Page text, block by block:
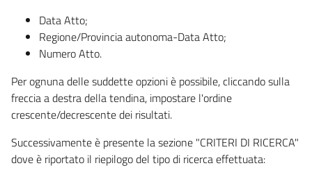
Data Atto;
Regione/Provincia autonoma-Data Atto;
Numero Atto.
Per ognuna delle suddette opzioni è possibile, cliccando sulla
freccia a destra della tendina, impostare l'ordine
crescente/decrescente dei risultati.
Successivamente è presente la sezione "CRITERI DI RICERCA"
dove è riportato il riepilogo del tipo di ricerca effettuata: